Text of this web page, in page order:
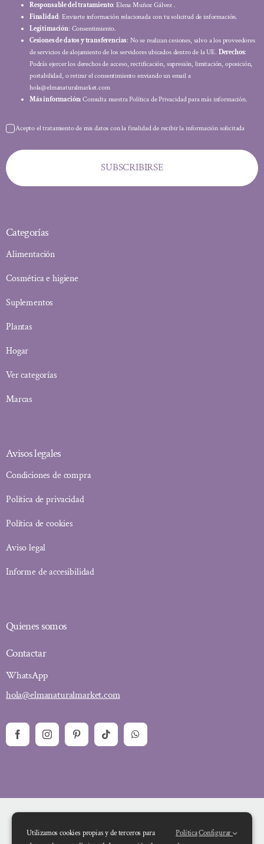
Responsable del tratamiento: Elena Muñoz Gálvez .
Finalidad: Enviarte información relacionada con tu solicitud de información.
Legitimación: Consentimiento.
Cesiones de datos y transferencias: No se realizan cesiones, salvo a los proveedores
de servicios de alojamiento de los servidores ubicados dentro de la UE. Derechos:
Podrás ejercer los derechos de acceso, rectificación, supresión, limitación, oposición,
portabilidad, o retirar el consentimiento enviando un email a
hola@elmanaturalmarket.com
Más información: Consulta nuestra Política de Privacidad para más información.
Acepto el tratamiento de mis datos con la finalidad de recibir la información solicitada
SUBSCRIBIRSE
Categorías
Alimentación
Cosmética e higiene
Suplementos
Plantas
Hogar
Ver categorías
Marcas
Avisos legales
Condiciones de compra
Política de privacidad
Política de cookies
Aviso legal
Informe de accesibilidad
Quienes somos
Contactar
WhatsApp
hola@elmanaturalmarket.com
Utilizamos cookies propias y de terceros para
PolíticaConfigurar